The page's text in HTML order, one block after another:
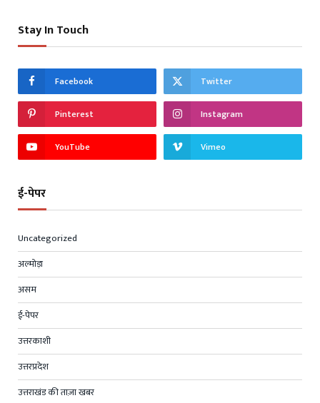
Stay In Touch
Facebook Twitter
Pinterest Instagram
YouTube Vimeo
ई-पेपर
Uncategorized
अल्मोड़ा
असम
ई-पेपर
उत्तरकाशी
उत्तरप्रदेश
उत्तराखंड की ताज़ा खबर